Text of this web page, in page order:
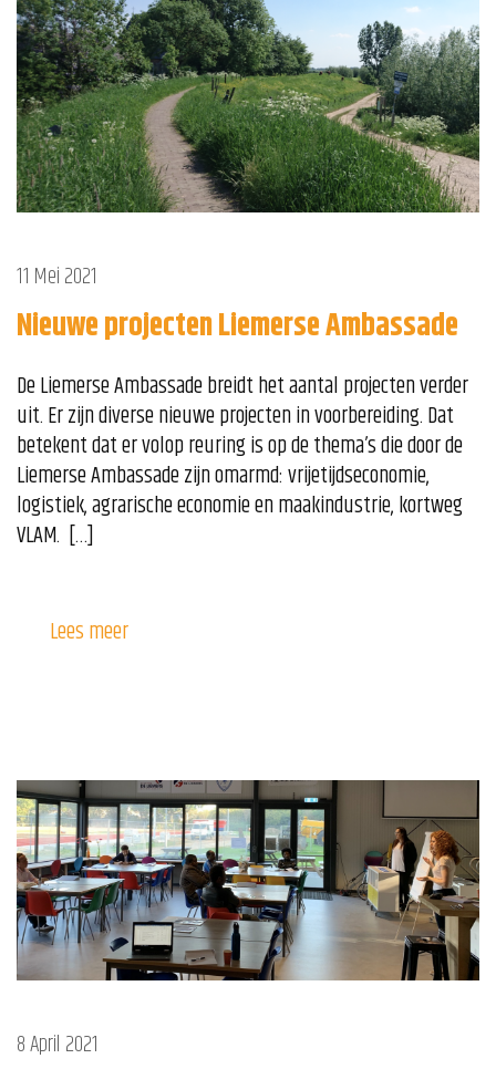
11 Mei 2021
Nieuwe projecten Liemerse Ambassade
De Liemerse Ambassade breidt het aantal projecten verder
uit. Er zijn diverse nieuwe projecten in voorbereiding. Dat
betekent dat er volop reuring is op de thema’s die door de
Liemerse Ambassade zijn omarmd: vrijetijdseconomie,
logistiek, agrarische economie en maakindustrie, kortweg
VLAM. […]
Lees meer
8 April 2021